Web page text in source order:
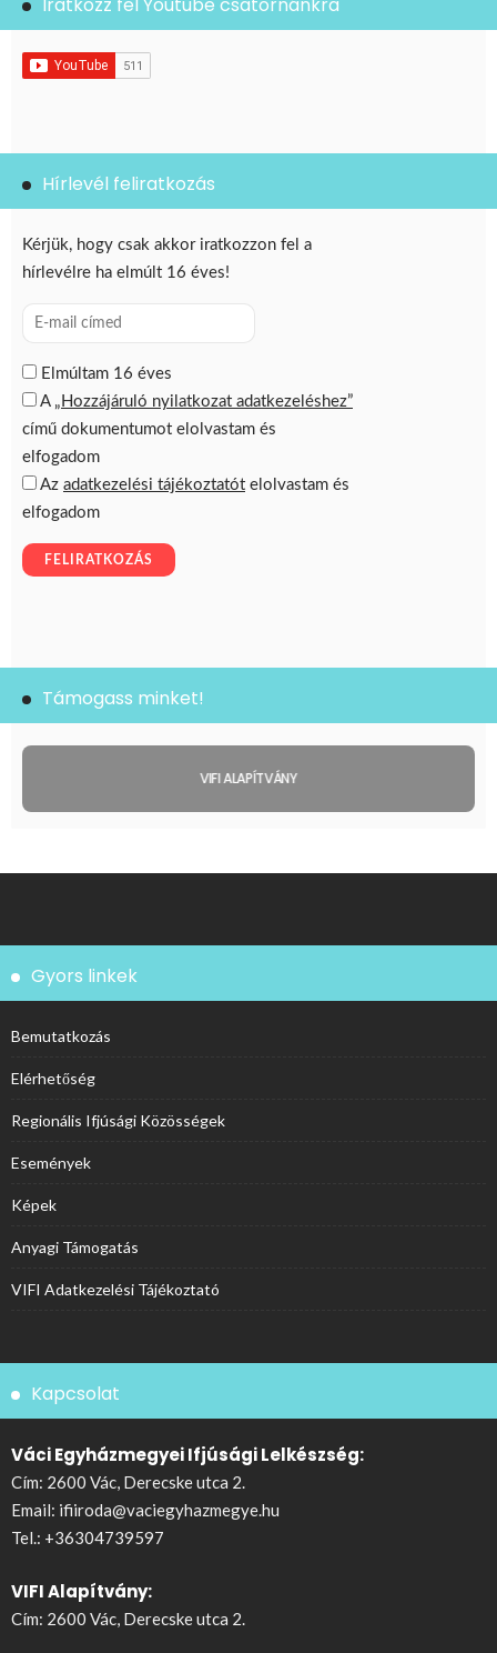
Iratkozz fel Youtube csatornánkra
Hírlevél feliratkozás
Támogass minket!
VIFI ALAPÍTVÁNY
Gyors linkek
Bemutatkozás
Elérhetőség
Regionális Ifjúsági Közösségek
Események
Képek
Anyagi Támogatás
VIFI Adatkezelési Tájékoztató
Kapcsolat
Váci Egyházmegyei Ifjúsági Lelkészség:
Cím: 2600 Vác, Derecske utca 2.
Email: ifiiroda@vaciegyhazmegye.hu
Tel.: +36304739597
VIFI Alapítvány:
Cím: 2600 Vác, Derecske utca 2.